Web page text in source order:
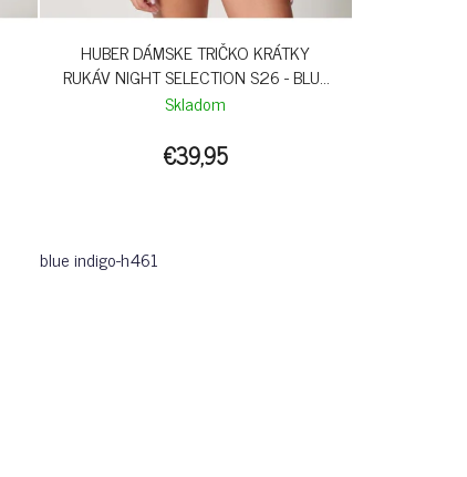
HUBER DÁMSKE TRIČKO KRÁTKY
RUKÁV NIGHT SELECTION S26 - BLUE
INDIGO
Skladom
€39,95
blue indigo-h461